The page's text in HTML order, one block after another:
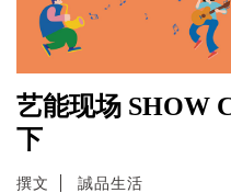
艺能现场 SHOW
下
撰文 誠品生活